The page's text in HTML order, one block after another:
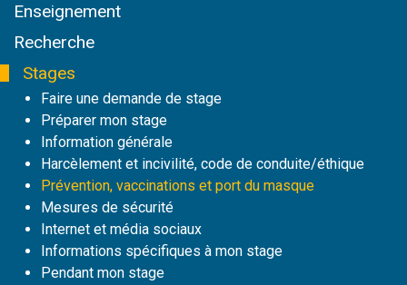
Enseignement
Recherche
Stages
Faire une demande de stage
Préparer mon stage
Information générale
Harcèlement et incivilité, code de conduite/éthique
Prévention, vaccinations et port du masque
Mesures de sécurité
Internet et média sociaux
Informations spécifiques à mon stage
Pendant mon stage